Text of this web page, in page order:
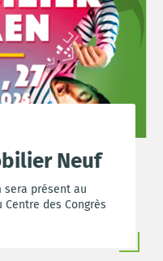
Neuf
sera présent au
des Congrès